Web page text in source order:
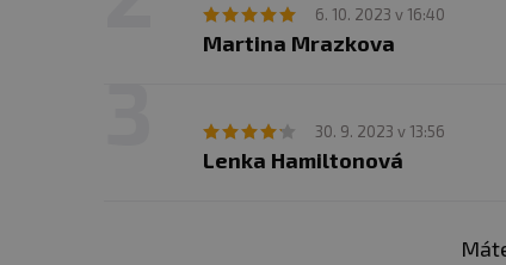
6. 10. 2023 v 16:40
Martina Mrazkova
30. 9. 2023 v 13:56
Lenka Hamiltonová